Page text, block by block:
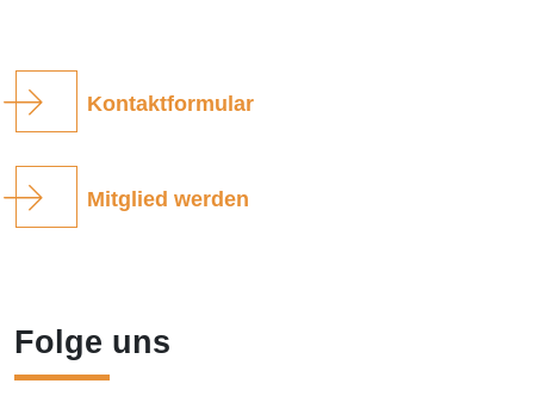
Kontaktformular
Mitglied werden
Folge uns